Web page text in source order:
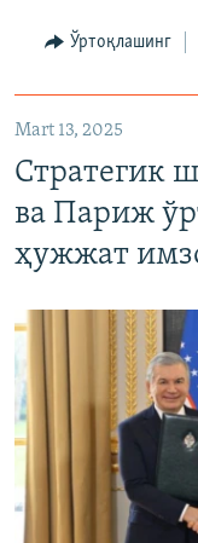
Ўртоқлашинг
Mart 13, 2025
Стратегик
ва Париж
ҳужжат